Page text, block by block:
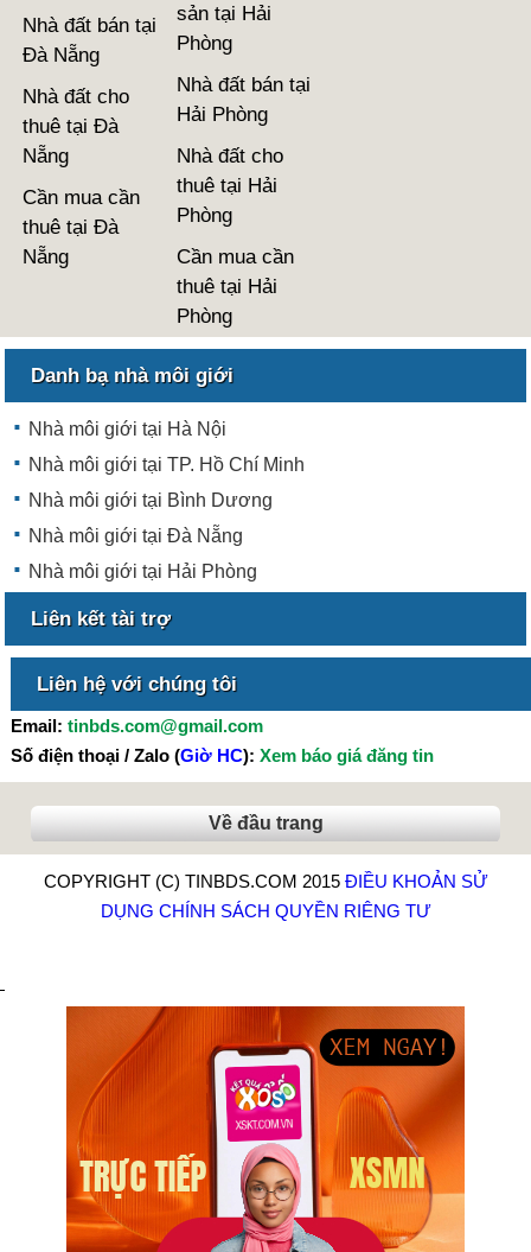
Nhà đất bán tại
Đà Nẵng
Nhà đất cho
thuê tại Đà
Nẵng
Cần mua cần
thuê tại Đà
Nẵng
sản tại Hải
Phòng
Nhà đất bán tại
Hải Phòng
Nhà đất cho
thuê tại Hải
Phòng
Cần mua cần
thuê tại Hải
Phòng
Danh bạ nhà môi giới
Nhà môi giới tại Hà Nội
Nhà môi giới tại TP. Hồ Chí Minh
Nhà môi giới tại Bình Dương
Nhà môi giới tại Đà Nẵng
Nhà môi giới tại Hải Phòng
Liên kết tài trợ
Liên hệ với chúng tôi
Email: tinbds.com@gmail.com
Số điện thoại / Zalo (Giờ HC): Xem báo giá đăng tin
Về đầu trang
COPYRIGHT (C) TINBDS.COM 2015 ĐIỀU KHOẢN SỬ
DỤNG CHÍNH SÁCH QUYỀN RIÊNG TƯ